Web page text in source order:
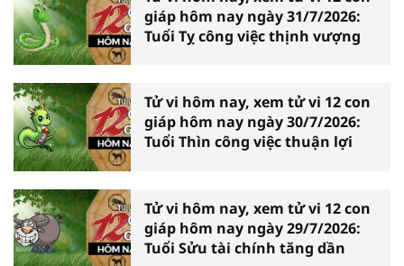
giáp hôm nay ngày 31/7/2026:
Tuổi Tỵ công việc thịnh vượng
Tử vi hôm nay, xem tử vi 12 con
giáp hôm nay ngày 30/7/2026:
Tuổi Thìn công việc thuận lợi
Tử vi hôm nay, xem tử vi 12 con
giáp hôm nay ngày 29/7/2026:
Tuổi Sửu tài chính tăng dần